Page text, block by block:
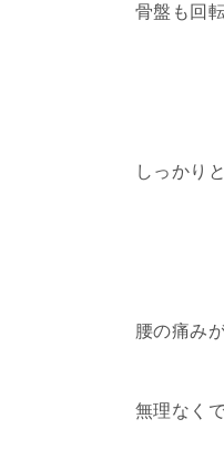
骨盤も回
しっかり
腰の痛み
無理なく